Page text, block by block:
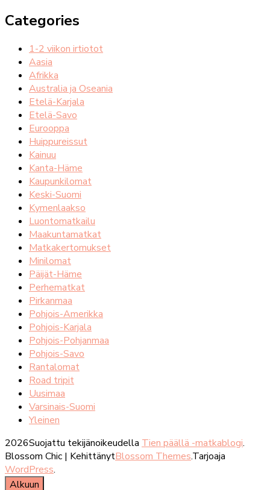
Categories
1-2 viikon irtiotot
Aasia
Afrikka
Australia ja Oseania
Etelä-Karjala
Etelä-Savo
Eurooppa
Huippureissut
Kainuu
Kanta-Häme
Kaupunkilomat
Keski-Suomi
Kymenlaakso
Luontomatkailu
Maakuntamatkat
Matkakertomukset
Minilomat
Päijät-Häme
Perhematkat
Pirkanmaa
Pohjois-Amerikka
Pohjois-Karjala
Pohjois-Pohjanmaa
Pohjois-Savo
Rantalomat
Road tripit
Uusimaa
Varsinais-Suomi
Yleinen
2026Suojattu tekijänoikeudella Tien päällä -matkablogi.
Blossom Chic | KehittänytBlossom Themes.Tarjoaja
WordPress.
Alkuun